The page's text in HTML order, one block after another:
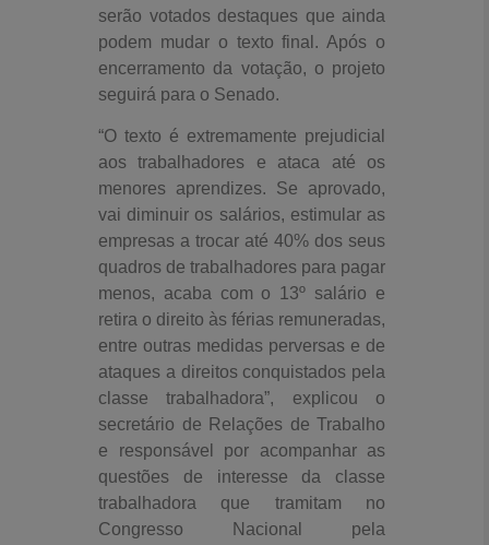
serão votados destaques que ainda
podem mudar o texto final. Após o
encerramento da votação, o projeto
seguirá para o Senado.
“O texto é extremamente prejudicial
aos trabalhadores e ataca até os
menores aprendizes. Se aprovado,
vai diminuir os salários, estimular as
empresas a trocar até 40% dos seus
quadros de trabalhadores para pagar
menos, acaba com o 13º salário e
retira o direito às férias remuneradas,
entre outras medidas perversas e de
ataques a direitos conquistados pela
classe trabalhadora”, explicou o
secretário de Relações de Trabalho
e responsável por acompanhar as
questões de interesse da classe
trabalhadora que tramitam no
Congresso Nacional pela